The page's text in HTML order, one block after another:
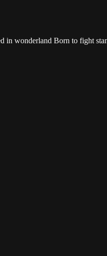
in wonderland Born to fight